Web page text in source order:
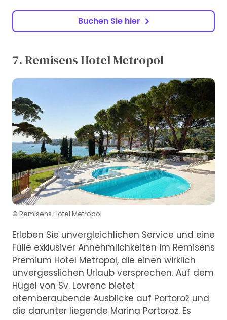
Buchen Sie hier
7. Remisens Hotel Metropol
© Remisens Hotel Metropol
Erleben Sie unvergleichlichen Service und eine
Fülle exklusiver Annehmlichkeiten im Remisens
Premium Hotel Metropol, die einen wirklich
unvergesslichen Urlaub versprechen. Auf dem
Hügel von Sv. Lovrenc bietet
atemberaubende Ausblicke auf Portorož und
die darunter liegende Marina Portorož. Es